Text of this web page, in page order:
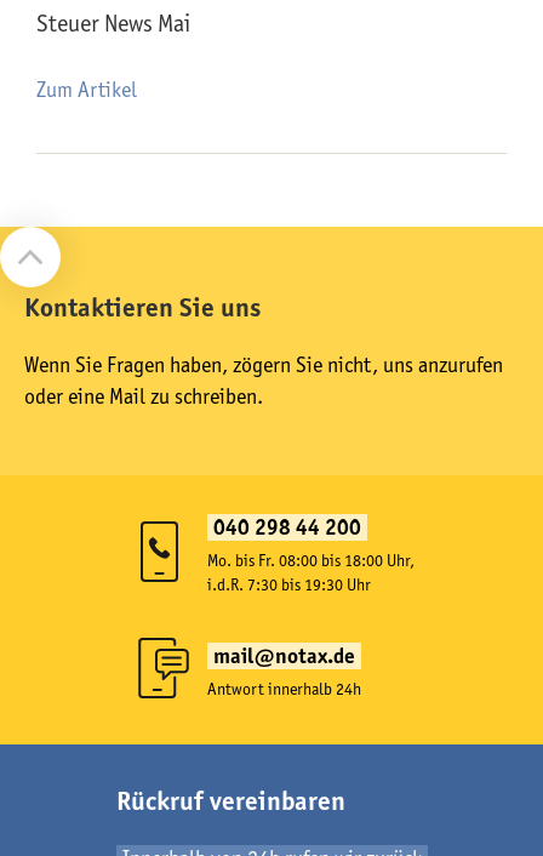
Steuer News Mai
Zum Artikel
Kontaktieren Sie uns
Wenn Sie Fragen haben, zögern Sie nicht, uns anzurufen
oder eine Mail zu schreiben.
040 298 44 200
Mo. bis Fr. 08:00 bis 18:00 Uhr,
i.d.R. 7:30 bis 19:30 Uhr
mail@notax.de
Antwort innerhalb 24h
Rückruf vereinbaren